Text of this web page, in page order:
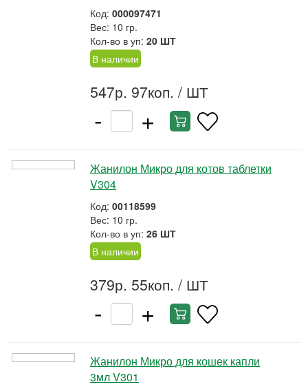
Код: 000097471
Вес: 10 гр.
Кол-во в уп: 20 ШТ
В наличии
547р. 97коп. / ШТ
- +
Жанилон Микро для котов таблетки
V304
Код: 00118599
Вес: 10 гр.
Кол-во в уп: 26 ШТ
В наличии
379р. 55коп. / ШТ
- +
Жанилон Микро для кошек капли
3мл V301